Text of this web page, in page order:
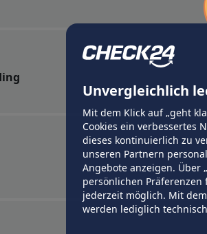
Unvergleichlich
Mit dem Klick auf „geht
Cookies ein verbessertes
dieses kontinuierlich zu
unseren Partnern
Angebote anzeigen. Über
persönlichen
jederzeit möglich. Mit
werden lediglich